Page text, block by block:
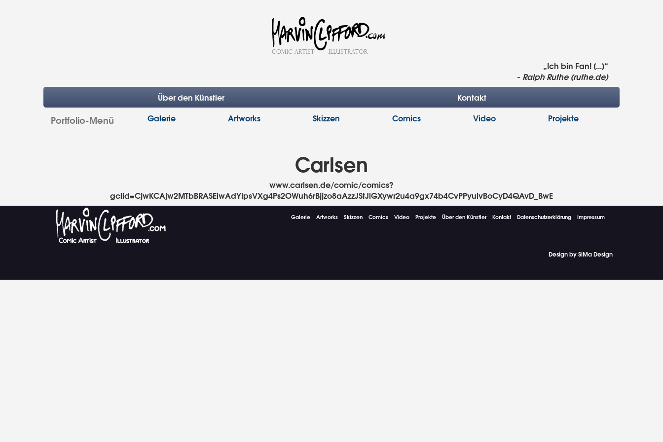
„Ich bin Fan! [...]“
- Ralph Ruthe (ruthe.de)
Über den Künstler
Kontakt
Portfolio-Menü Galerie Artworks Skizzen Comics Video Projekte
Carlsen
www.carlsen.de/comic/comics?
gclid=CjwKCAjw2MTbBRASEiwAdYIpsVXg4Ps2OWuh6rBjjzo8aAzzJStJlGXywr2u4a9gx74b4CvPPyuivBoCyD4QAvD_BwE
Galerie Artworks Skizzen Comics Video Projekte Über den Künstler Kontakt Datenschutzerklärung Impressum
Design by SiMa Design